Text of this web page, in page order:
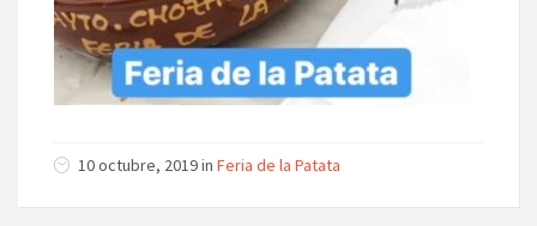
10 octubre, 2019 in Feria de la Patata